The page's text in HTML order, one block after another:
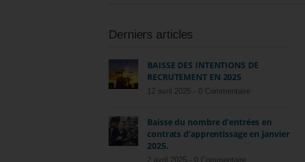
Derniers articles
BAISSE DES INTENTIONS DE
RECRUTEMENT EN 2025
12 avril 2025 - 0 Commentaire
Baisse du nombre d’entrées en
contrats d’apprentissage en janvier
2025.
2 avril 2025 - 0 Commentaire